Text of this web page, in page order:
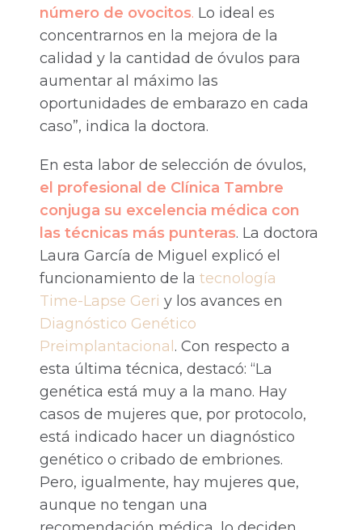
número de ovocitos. Lo ideal es
concentrarnos en la mejora de la
calidad y la cantidad de óvulos para
aumentar al máximo las
oportunidades de embarazo en cada
caso”, indica la doctora.
En esta labor de selección de óvulos,
el profesional de Clínica Tambre
conjuga su excelencia médica con
las técnicas más punteras. La doctora
Laura García de Miguel explicó el
funcionamiento de la tecnología
Time-Lapse Geri y los avances en
Diagnóstico Genético
Preimplantacional . Con respecto a
esta última técnica, destacó: “La
genética está muy a la mano. Hay
casos de mujeres que, por protocolo,
está indicado hacer un diagnóstico
genético o cribado de embriones.
Pero, igualmente, hay mujeres que,
aunque no tengan una